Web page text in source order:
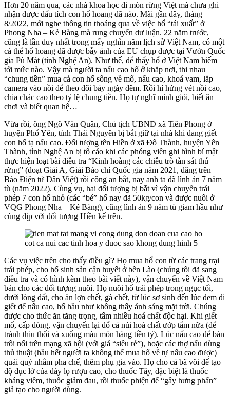
Hơn 20 năm qua, các nhà khoa học đi mòn rừng Việt mà chưa ghi
nhận được dấu tích con hổ hoang dã nào. Mãi gần đây, tháng
8/2022, mới nghe thông tin thoáng qua về việc hổ “tái xuất” ở
Phong Nha – Kẻ Bàng mà rung chuyển dư luận. 22 năm trước,
cũng là lần duy nhất trong mấy nghìn năm lịch sử Việt Nam, có một
cá thể hổ hoang dã được bẫy ảnh của EU chụp được tại Vườn Quốc
gia Pù Mát (tỉnh Nghệ An). Như thế, để thấy hổ ở Việt Nam hiếm
tới mức nào. Vậy mà người ta nấu cao hổ ở khắp nơi, thi nhau
“chung tiền” mua cả con hổ sống về mổ, nấu cao, khoá vam, lắp
camera vào nồi để theo dõi bảy ngày đêm. Rồi hí hửng vét nồi cao,
chia chác cao theo tỷ lệ chung tiền. Họ tự nghĩ mình giỏi, biết ăn
chơi và biết quan hệ…
Vừa rồi, ông Ngô Văn Quân, Chủ tịch UBND xã Tiên Phong ở
huyện Phổ Yên, tỉnh Thái Nguyên bị bắt giữ tại nhà khi đang giết
con hổ tạ nấu cao. Đối tượng tên Hiền ở xã Đô Thành, huyện Yên
Thành, tỉnh Nghệ An bị tố cáo khi các phóng viên ghi hình bí mật
thực hiện loạt bài điều tra “Kinh hoàng các chiêu trò tàn sát thú
rừng” (đoạt Giải A, Giải Báo chí Quốc gia năm 2021, đăng trên
Báo Điện tử Dân Việt) rồi công an bắt, nay anh ta đã lĩnh án 7 năm
tù (năm 2022). Cùng vụ, hai đối tượng bị bắt vì vận chuyển trái
phép 7 con hổ nhỏ (các “bé” hổ nay đã 50kg/con và được nuôi ở
VQG Phong Nha – Kẻ Bàng), cũng lĩnh án 9 năm tù giam hầu như
cùng dịp với đối tượng Hiền kể trên.
Các vụ việc trên cho thấy điều gì? Họ mua hổ con từ các trang trại
trái phép, cho hổ sinh sản cận huyết ở bên Lào (chúng tôi đã sang
điều tra và có hình kèm theo bài viết này), vận chuyển về Việt Nam
bán cho các đối tượng nuôi. Họ nuôi hổ trái phép trong ngục tối,
dưới lòng đất, cho ăn lợn chết, gà chết, từ lúc sơ sinh đến lúc đem đi
giết để nấu cao, hổ hầu như không thấy ánh sáng mặt trời. Chúng
được cho thức ăn tăng trọng, tẩm nhiều hoá chất độc hại. Khi giết
mổ, cấp đông, vận chuyển lại đổ cả núi hoá chất ướp tẩm nữa (để
tránh thiu thối và xuống màu món hàng tiền tỷ). Lúc nấu cao để bán
trôi nổi trên mạng xã hội (với giá “siêu rẻ”), hoặc các thợ nấu dùng
thủ thuật (hầu hết người ta không thể mua hổ về tự nấu cao được)
quái quỷ nhằm pha chế, thêm phụ gia vào. Họ cho cả bã vôi để tạo
độ đục lờ của đáy lọ rượu cao, cho thuốc Tây, đặc biệt là thuốc
kháng viêm, thuốc giảm đau, rồi thuốc phiện để “gây hưng phấn”
giả tạo cho người dùng.